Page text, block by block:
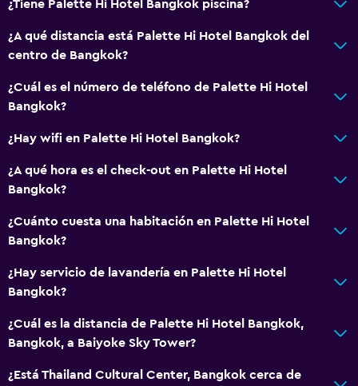
Teléfono
Vista a la ciudad
Comedor
Minibar
Restaurante
Bar/lounge
Cafetería
Comedor
Mesa de comedor
Salud y seguridad
¿Tiene Palette Hi Hotel Bangkok piscina?
¿A qué distancia está Palette Hi Hotel Bangkok del
centro de Bangkok?
¿Cuál es el número de teléfono de Palette Hi Hotel
Bangkok?
¿Hay wifi en Palette Hi Hotel Bangkok?
¿A qué hora es el check-out en Palette Hi Hotel
Bangkok?
¿Cuánto cuesta una habitación en Palette Hi Hotel
Bangkok?
¿Hay servicio de lavandería en Palette Hi Hotel
Bangkok?
¿Cuál es la distancia de Palette Hi Hotel Bangkok,
Bangkok, a Baiyoke Sky Tower?
¿Está Thailand Cultural Center, Bangkok cerca de